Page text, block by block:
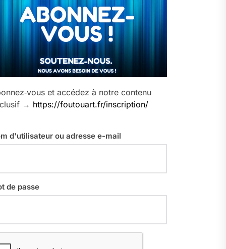
et accédez à notre contenu
→ https://foutouart.fr/inscription/
d'utilisateur ou adresse e-mail
de passe